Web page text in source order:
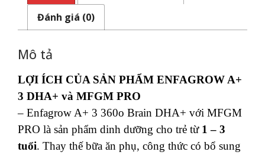
Đánh giá (0)
Mô tả
LỢI ÍCH CỦA SẢN PHẨM ENFAGROW A+
3 DHA+ và MFGM PRO
– Enfagrow A+ 3 360o Brain DHA+ với MFGM
PRO là sản phẩm dinh dưỡng cho trẻ từ 1 – 3
tuổi. Thay thế bữa ăn phụ, công thức có bổ sung